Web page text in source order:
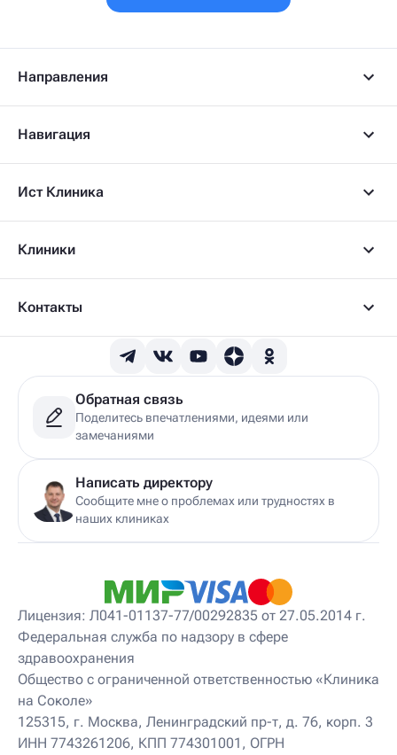
Направления
Навигация
Ист Клиника
Клиники
Контакты
Обратная связь
Поделитесь впечатлениями, идеями или
замечаниями
Написать директору
Сообщите мне о проблемах или трудностях в
наших клиниках
Лицензия: Л041-01137-77/00292835 от 27.05.2014 г.
Федеральная служба по надзору в сфере
здравоохранения
Общество с ограниченной ответственностью «Клиника
на Соколе»
125315, г. Москва, Ленинградский пр-т, д. 76, корп. 3
ИНН 7743261206, КПП 774301001, ОГРН